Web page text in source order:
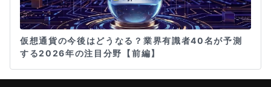
仮想通貨の今後はどうなる？業界有識者40名が予測
する2026年の注目分野【前編】